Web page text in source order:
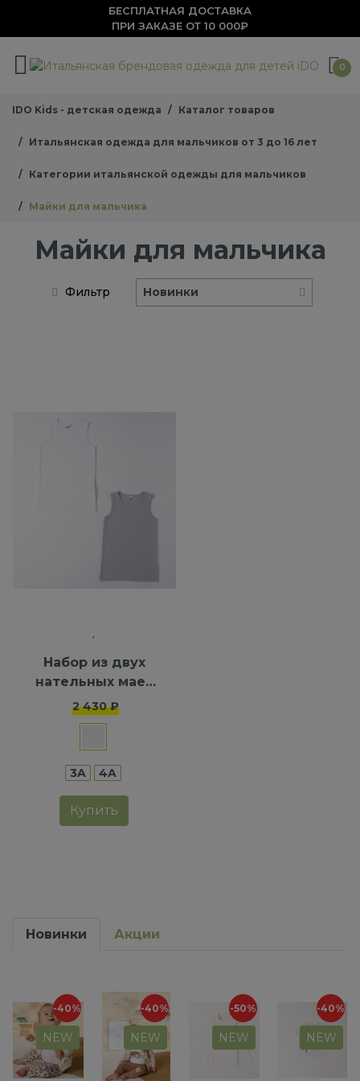
БЕСПЛАТНАЯ ДОСТАВКА
ПРИ ЗАКАЗЕ ОТ 10 000₽
0
IDO Kids - детская одежда Каталог товаров
Итальянская одежда для мальчиков от 3 до 16 лет
Категории итальянской одежды для мальчиков
Майки для мальчика
Майки для мальчика
Фильтр Новинки
Набор из двух
нательных маек
iDO из 100%
хлопка
2 430 ₽
3A 4A
Купить
Новинки Акции
-40%
NEW
-40%
NEW
-50%
NEW
-40%
NEW